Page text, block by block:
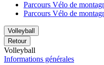
Parcours Vélo de
Parcours Vélo de
Volleyball
Retour
Volleyball
Informations générales